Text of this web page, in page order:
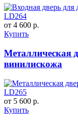
LD264
от 4 600 р.
Купить
Металлическая
винилискожа
LD265
от 5 600 р.
Купить